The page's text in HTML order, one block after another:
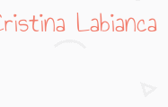
Labianca